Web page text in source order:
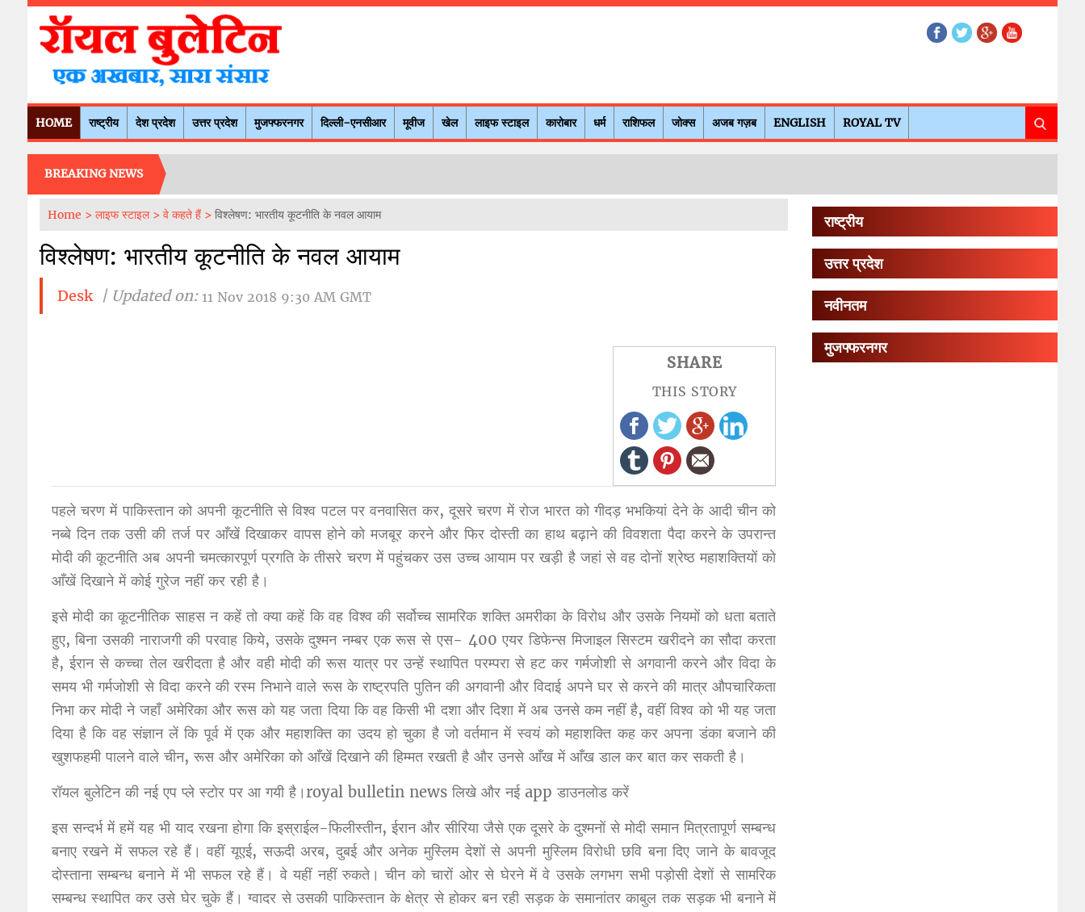
HOME राष्ट्रीय देश प्रदेश उत्तर प्रदेश मुजफ्फरनगर दिल्ली-एनसीआर मूवीज खेल लाइफ स्टाइल कारोबार धर्म राशिफल जोक्स अजब गज़ब ENGLISH ROYAL TV
BREAKING NEWS
Home > लाइफ स्टाइल > वे कहते हैं > विश्लेषण: भारतीय कूटनीति के नवल आयाम
विश्लेषण: भारतीय कूटनीति के नवल आयाम
Desk | Updated on: 11 Nov 2018 9:30 AM GMT
SHARE
THIS STORY
पहले चरण में पाकिस्तान को अपनी कूटनीति से विश्व पटल पर वनवासित कर, दूसरे चरण में रोज भारत को गीदड़ भभकियां देने के आदी चीन को
नब्बे दिन तक उसी की तर्ज पर आँखें दिखाकर वापस होने को मजबूर करने और फिर दोस्ती का हाथ बढ़ाने की विवशता पैदा करने के उपरान्त
मोदी की कूटनीति अब अपनी चमत्कारपूर्ण प्रगति के तीसरे चरण में पहुंचकर उस उच्च आयाम पर खड़ी है जहां से वह दोनों श्रेष्ठ महाशक्तियों को
आँखें दिखाने में कोई गुरेज नहीं कर रही है।
इसे मोदी का कूटनीतिक साहस न कहें तो क्या कहें कि वह विश्व की सर्वोच्च सामरिक शक्ति अमरीका के विरोध और उसके नियमों को धता बताते
हुए, बिना उसकी नाराजगी की परवाह किये, उसके दुश्मन नम्बर एक रूस से एस- 400 एयर डिफेन्स मिजाइल सिस्टम खरीदने का सौदा करता
है, ईरान से कच्चा तेल खरीदता है और वही मोदी की रूस यात्र पर उन्हें स्थापित परम्परा से हट कर गर्मजोशी से अगवानी करने और विदा के
समय भी गर्मजोशी से विदा करने की रस्म निभाने वाले रूस के राष्ट्रपति पुतिन की अगवानी और विदाई अपने घर से करने की मात्र औपचारिकता
निभा कर मोदी ने जहाँ अमेरिका और रूस को यह जता दिया कि वह किसी भी दशा और दिशा में अब उनसे कम नहीं है, वहीं विश्व को भी यह जता
दिया है कि वह संज्ञान लें कि पूर्व में एक और महाशक्ति का उदय हो चुका है जो वर्तमान में स्वयं को महाशक्ति कह कर अपना डंका बजाने की
खुशफहमी पालने वाले चीन, रूस और अमेरिका को आँखें दिखाने की हिम्मत रखती है और उनसे आँख में आँख डाल कर बात कर सकती है।
रॉयल बुलेटिन की नई एप प्ले स्टोर पर आ गयी है।royal bulletin news लिखे और नई app डाउनलोड करें
इस सन्दर्भ में हमें यह भी याद रखना होगा कि इस्राईल-फिलीस्तीन, ईरान और सीरिया जैसे एक दूसरे के दुश्मनों से मोदी समान मित्रतापूर्ण सम्बन्ध
बनाए रखने में सफल रहे हैं। वहीं यूएई, सऊदी अरब, दुबई और अनेक मुस्लिम देशों से अपनी मुस्लिम विरोधी छवि बना दिए जाने के बावजूद
दोस्ताना सम्बन्ध बनाने में भी सफल रहे हैं। वे यहीं नहीं रुकते। चीन को चारों ओर से घेरने में वे उसके लगभग सभी पड़ोसी देशों से सामरिक
सम्बन्ध स्थापित कर उसे घेर चुके हैं। ग्वादर से उसकी पाकिस्तान के क्षेत्र से होकर बन रही सड़क के समानांतर काबुल तक सड़क भी बनाने में
राष्ट्रीय
उत्तर प्रदेश
नवीनतम
मुजफ्फरनगर